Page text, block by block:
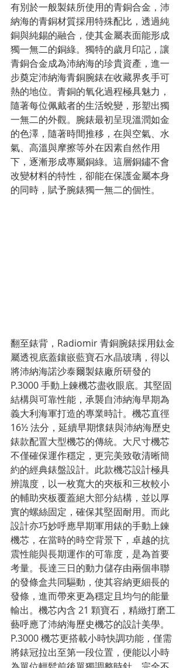
有別於一般製錶所使用的青銅合金，沛
納海的青銅材質採用特殊配比，透過純
銅與純錫的融合，使其金屬表面能形成
獨一無二的銅綠。獨特的歲月印記，讓
青銅合金成為沛納海的珍貴資產，進一
步奠定沛納海青銅腕錶在收藏界炙手可
熱的地位。青銅的氧化過程極具魅力，
隨著每位佩戴者的生活蛻變，形塑出獨
一無二的外觀。腕錶最初呈現溫潤如金
的色澤，隨著時間推移，在與空氣、水
氣、高溫與摩擦等外在因素自然作用
下，逐漸形成專屬銅綠。這層銅鏽不會
改變材料的特性，卻能在保護金屬本身
的同時，賦予腕錶獨一無二的個性。
翻至錶背，Radiomir 青銅腕錶採用鈦金
屬透視底蓋鑲嵌藍寶石水晶玻璃，得以
將沛納海諾沙泰爾製錶廠所研發的
P.3000 手動上鍊機芯盡收眼底。其堅固
結構與可靠性能，承襲自沛納海早期為
義大利海軍打造的專業時計。機芯直徑
16½ 法分，延續早期懷錶與沛納海歷史
錶款配置大型機芯的傳統。大尺寸機芯
不僅確保運作穩定，更完美致敬清晰簡
約的經典錶盤設計。此款機芯設計極具
辨識度，以一枚寬大的夾板和三枚較小
的輔助夾板覆蓋絕大部分結構，並以厚
實的螺絲固定，確保其堅固耐用。而此
設計亦巧妙呼應早期軍用錶的手動上鍊
機芯，在當時的時空背景下，卓越的抗
震性能與長期運作的可靠度，是為首要
考量。長達三日的動力儲存由兩個串聯
的發條盒共同驅動，使其容納更細長的
發條，進而帶來更為穩定且均勻的能量
輸出。機芯內含 21 顆寶石，精緻打磨工
藝呼應了沛納海歷史機芯的設計美學。
P.3000 機芯更搭載小時快調功能，僅需
將錶冠拉出至第一段位置，便能以小時